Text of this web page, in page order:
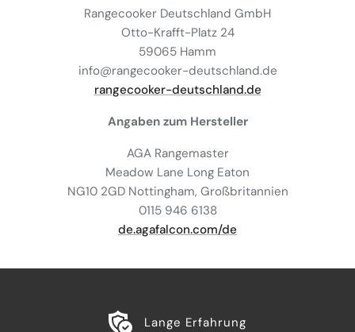
Rangecooker Deutschland GmbH
Otto-Krafft-Platz 24
59065 Hamm
info@rangecooker-deutschland.de
rangecooker-deutschland.de
Angaben zum Hersteller
AGA Rangemaster
Meadow Lane Long Eaton
NG10 2GD Nottingham, Großbritannien
0115 946 6138
de.agafalcon.com/de
Lange Erfahrung